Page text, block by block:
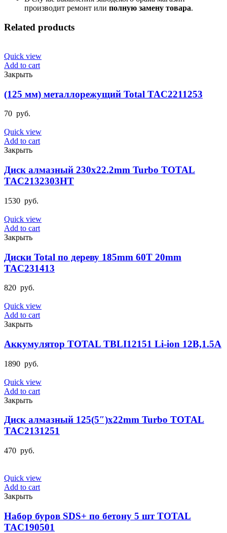
производит ремонт или полную замену товара.
Related products
Quick view
Add to cart
Закрыть
(125 мм) металлорежущий Total TAC2211253
70 руб.
Quick view
Add to cart
Закрыть
Диск алмазный 230х22.2mm Turbo TOTAL
TAC2132303HT
1530 руб.
Quick view
Add to cart
Закрыть
Диски Total по дереву 185mm 60T 20mm
TAC231413
820 руб.
Quick view
Add to cart
Закрыть
Аккумулятор TOTAL TBLI12151 Li-ion 12В,1.5А
1890 руб.
Quick view
Add to cart
Закрыть
Диск алмазный 125(5″)х22mm Turbo TOTAL
TAC2131251
470 руб.
Quick view
Add to cart
Закрыть
Набор буров SDS+ по бетону 5 шт TOTAL
TAC190501